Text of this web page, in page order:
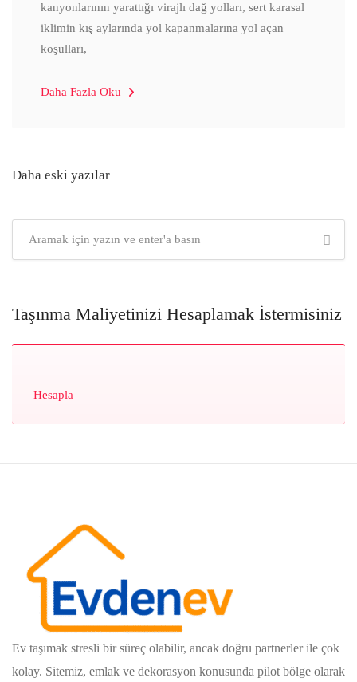
kanyonlarının yarattığı virajlı dağ yolları, sert karasal
iklimin kış aylarında yol kapanmalarına yol açan
koşulları,
Daha Fazla Oku
Yazı
Daha eski yazılar
Taşınma Maliyetinizi Hesaplamak İstermisiniz
Hesapla
Ev taşımak stresli bir süreç olabilir, ancak doğru partnerler ile çok
kolay. Sitemiz, emlak ve dekorasyon konusunda pilot bölge olarak